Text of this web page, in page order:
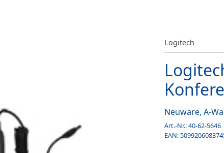
Logitech
Neuware, A-
Art.-Nr.:40-62-5646
EAN: